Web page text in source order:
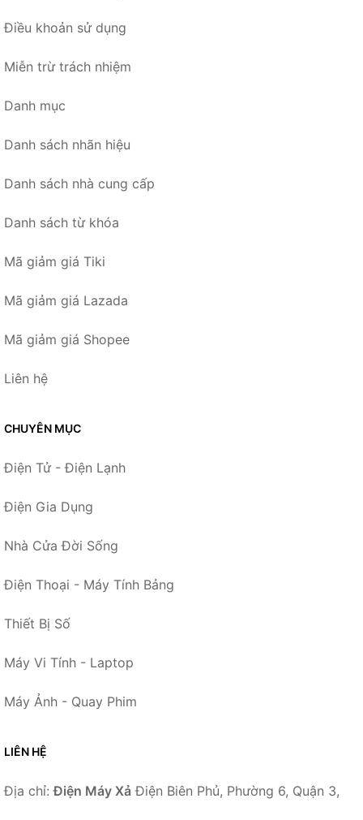
Điều khoản sử dụng
Miễn trừ trách nhiệm
Danh mục
Danh sách nhãn hiệu
Danh sách nhà cung cấp
Danh sách từ khóa
Mã giảm giá Tiki
Mã giảm giá Lazada
Mã giảm giá Shopee
Liên hệ
CHUYÊN MỤC
Điện Tử - Điện Lạnh
Điện Gia Dụng
Nhà Cửa Đời Sống
Điện Thoại - Máy Tính Bảng
Thiết Bị Số
Máy Vi Tính - Laptop
Máy Ảnh - Quay Phim
LIÊN HỆ
Địa chỉ:Điện Máy Xả Điện Biên Phủ, Phường 6, Quận 3,